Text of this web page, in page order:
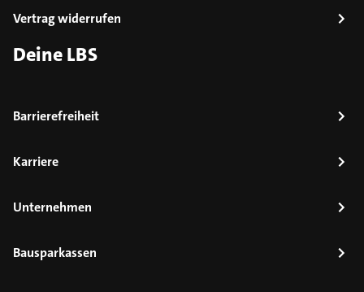
Vertrag widerrufen
Deine LBS
Barrierefreiheit
Karriere
Unternehmen
Bausparkassen